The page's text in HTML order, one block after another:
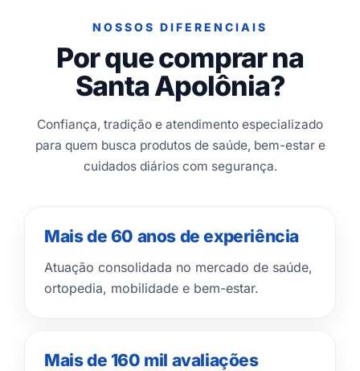
NOSSOS DIFERENCIAIS
Por que comprar na
Santa Apolônia?
Confiança, tradição e atendimento especializado
para quem busca produtos de saúde, bem-estar e
cuidados diários com segurança.
Mais de 60 anos de experiência
Atuação consolidada no mercado de saúde,
ortopedia, mobilidade e bem-estar.
Mais de 160 mil avaliações